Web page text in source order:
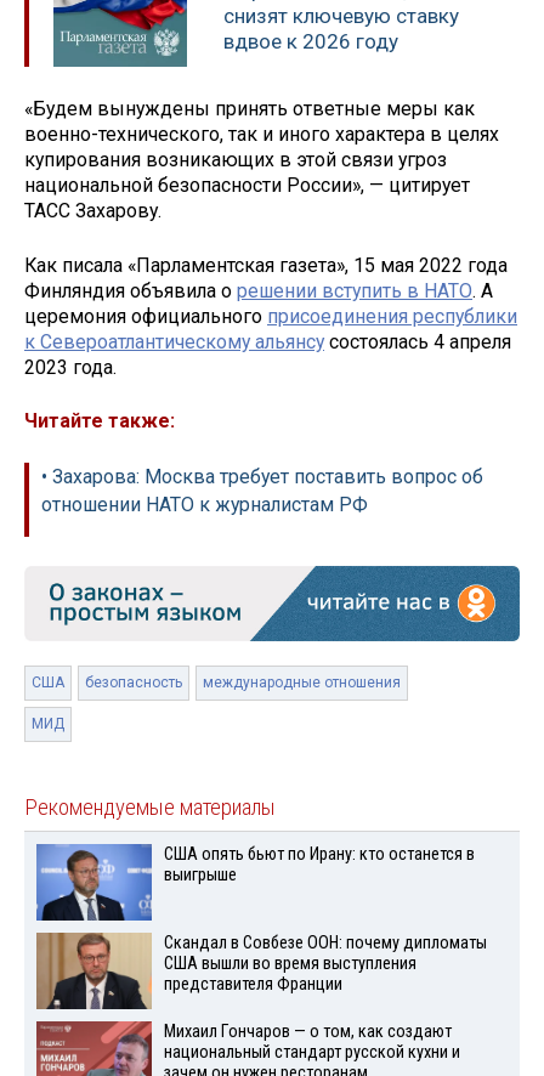
снизят ключевую ставку
вдвое к 2026 году
«Будем вынуждены принять ответные меры как
военно-технического, так и иного характера в целях
купирования возникающих в этой связи угроз
национальной безопасности России», — цитирует
ТАСС Захарову.
Как писала «Парламентская газета», 15 мая 2022 года
Финляндия объявила о решении вступить в НАТО. А
церемония официального присоединения республики
к Североатлантическому альянсу состоялась 4 апреля
2023 года.
Читайте также:
• Захарова: Москва требует поставить вопрос об
отношении НАТО к журналистам РФ
США безопасность международные отношения
МИД
Рекомендуемые материалы
США опять бьют по Ирану: кто останется в
выигрыше
Скандал в Совбезе ООН: почему дипломаты
США вышли во время выступления
представителя Франции
Михаил Гончаров — о том, как создают
национальный стандарт русской кухни и